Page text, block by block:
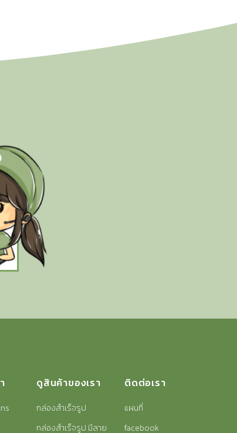
ดูสินค้าของเรา
กล่องสำเร็จรูป
กล่องสำเร็จรูป มีลาย
ติดต่อเรา
แผนที่
facebook